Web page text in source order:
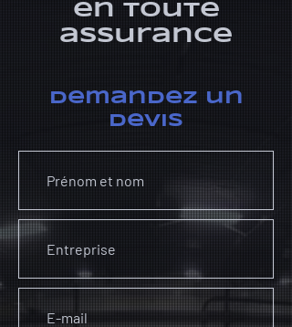
en toute
assurance
demandez un
devis